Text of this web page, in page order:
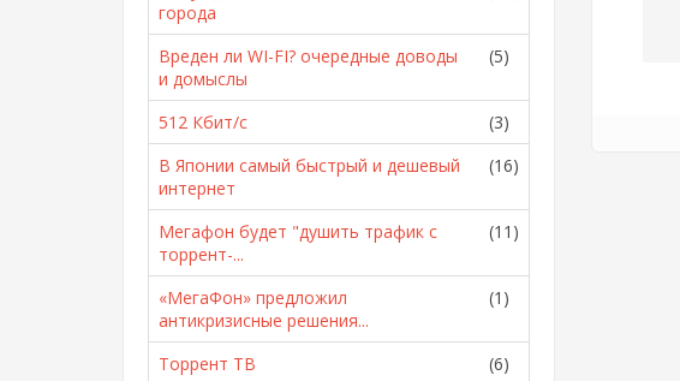
города
Вреден ли WI-FI? очередные доводы
и домыслы
(5)
512 Кбит/с
(3)
В Японии самый быстрый и дешевый
интернет
(16)
Мегафон будет "душить трафик с
торрент-...
(11)
«МегаФон» предложил
антикризисные решения...
(1)
Торрент ТВ
(6)